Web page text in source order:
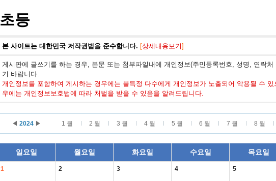
초등
본 사이트는 대한민국 저작권법을 준수합니다. [상세내용보기]
게시판에 글쓰기를 하는 경우, 본문 또는 첨부파일내에 개인정보(주민등록번호, 성명, 연락
기 바랍니다.
개인정보를 포함하여 게시하는 경우에는 불특정 다수에게 개인정보가 노출되어 악용될 수
우에는 개인정보보호법에 따라 처벌을 받을 수 있음을 알려드립니다.
◀ 2024 ▶ 1 월 2 월 3 월 4 월 5 월 6 월 7 월 8 월
일요일 월요일 화요일 수요일 목요일
1 2 3 4 5